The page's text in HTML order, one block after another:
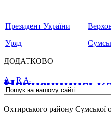
Президент України
Уряд
ДОДАТКОВО
Охтирського району Сумської
A+ RA-